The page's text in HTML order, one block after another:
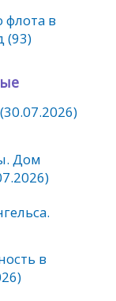
флота в
(93)
Дом
в